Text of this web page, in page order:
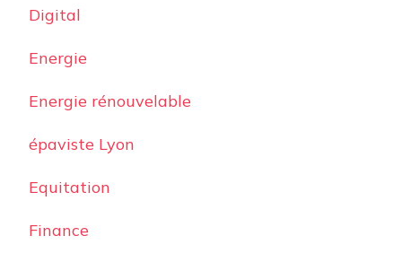
Digital
Energie
Energie rénouvelable
épaviste Lyon
Equitation
Finance